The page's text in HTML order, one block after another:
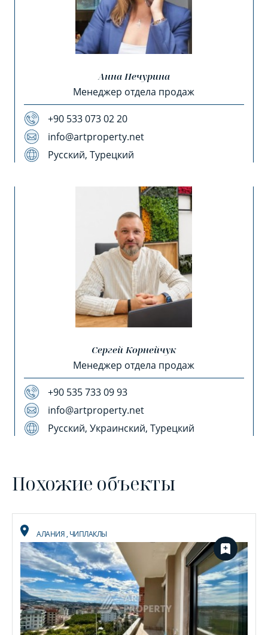
Анна Печурина
Менеджер отдела продаж
+90 533 073 02 20
info@artproperty.net
Русский, Турецкий
Сергей Корнейчук
Менеджер отдела продаж
+90 535 733 09 93
info@artproperty.net
Русский, Украинский, Турецкий
Похожие объекты
АЛАНИЯ, ЧИПЛАКЛЫ